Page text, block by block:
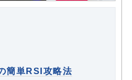
簡単RSI攻略法